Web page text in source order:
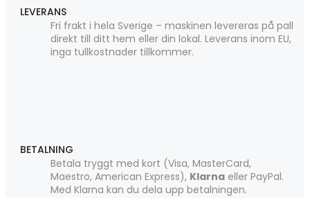
LEVERANS
Fri frakt i hela Sverige – maskinen levereras på pall
direkt till ditt hem eller din lokal. Leverans inom EU,
inga tullkostnader tillkommer.
BETALNING
Betala tryggt med kort (Visa, MasterCard,
Maestro, American Express), Klarna eller PayPal.
Med Klarna kan du dela upp betalningen.